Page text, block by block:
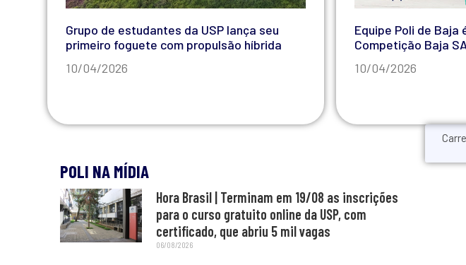
Grupo de estudantes da USP lança seu
primeiro foguete com propulsão híbrida
10/04/2026
Equipe Poli de Baja
Competição Baja
10/04/2026
POLI NA MÍDIA
Hora Brasil | Terminam em 19/08 as inscrições
para o curso gratuito online da USP, com
certificado, que abriu 5 mil vagas
06/08/2026